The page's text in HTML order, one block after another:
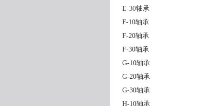
E-30轴承
F-10轴承
F-20轴承
F-30轴承
G-10轴承
G-20轴承
G-30轴承
H-10轴承